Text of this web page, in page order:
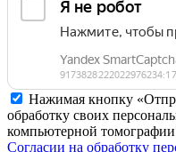
Нажимая кнопку
обработку своих
компьютерной
Согласии на обработку